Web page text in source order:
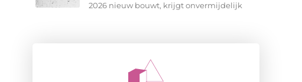
2026 nieuw bouwt, krijgt onvermijdelijk